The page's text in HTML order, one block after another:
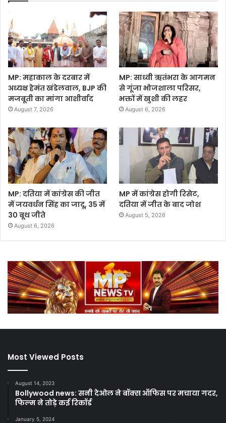
MP: महाकाल के दरबार में
अध्यक्ष हेमंत खंडेलवाल, BJP की
मजबूती का मांगा आशीर्वाद
August 7, 2026
MP: साध्वी ऋतंभरा के आगमन
से गूंजा भोजशाला परिसर,
भक्तों में खुशी की लहर
August 6, 2026
MP: दतिया में कांग्रेस की जीत
में जयवर्धन सिंह का जादू, 35 में
30 बूथ जीते
August 6, 2026
MP में कांग्रेस होगी रिसेट,
दतिया में जीत के बाद जोश
August 5, 2026
Most Viewed Posts
August 14, 2023
Bollywood news: सनी देओल ने बॉक्स ऑफिस पर मचाया गदर,
फिल्म ने तोड़े कई रिकॉर्ड
January 5, 2024